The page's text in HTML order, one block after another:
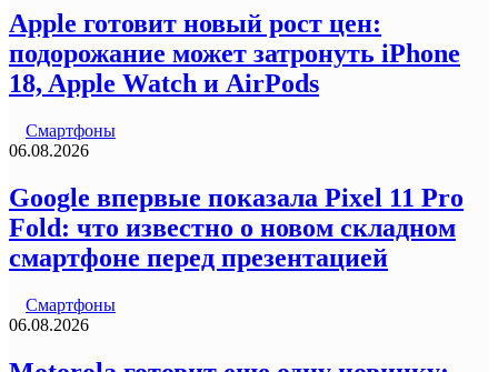
Apple готовит новый рост цен:
подорожание может затронуть iPhone
18, Apple Watch и AirPods
Смартфоны
06.08.2026
Google впервые показала Pixel 11 Pro
Fold: что известно о новом складном
смартфоне перед презентацией
Смартфоны
06.08.2026